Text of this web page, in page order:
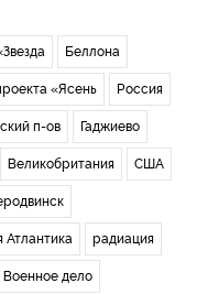
Беллона
«Ясень Россия
п-ов Гаджиево
Великобритания США
Атлантика радиация
Военное дело